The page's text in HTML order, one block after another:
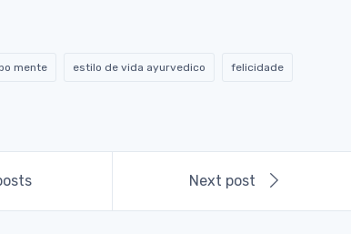
mente estilo de vida ayurvedico felicidade
Next post